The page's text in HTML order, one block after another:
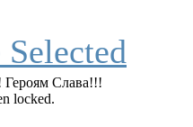
Героям Слава!!!
locked.